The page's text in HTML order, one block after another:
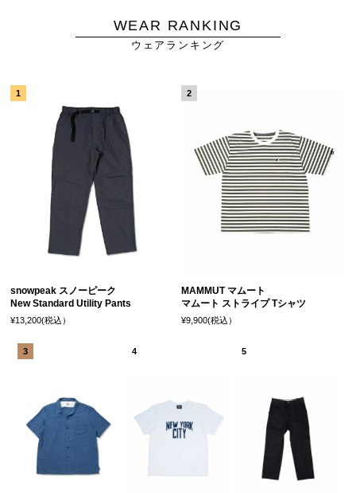
WEAR RANKING
ウェアランキング
snowpeak スノーピーク
New Standard Utility Pants
¥13,200(税込）
MAMMUT マムート
マムート ストライプ Tシャツ
¥9,900(税込）